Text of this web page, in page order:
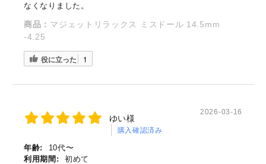
なくなりました。
商品： マジェットリラックス ミスドール 14.5mm
-4.25
役に立った 1
ゆい様
購入確認済み
2026-03-16
年齢:
10代〜
利用期間:
初めて